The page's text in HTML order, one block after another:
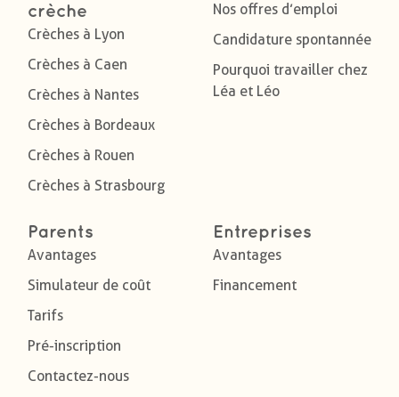
crèche
Crèches à Lyon
Crèches à Caen
Crèches à Nantes
Crèches à Bordeaux
Crèches à Rouen
Crèches à Strasbourg
Nos offres d’emploi
Candidature spontannée
Pourquoi travailler chez
Léa et Léo
Parents
Avantages
Simulateur de coût
Tarifs
Pré-inscription
Contactez-nous
Entreprises
Avantages
Financement